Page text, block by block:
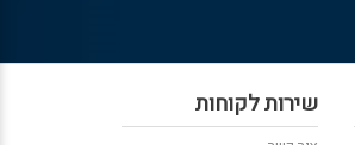
שירות לקוחות